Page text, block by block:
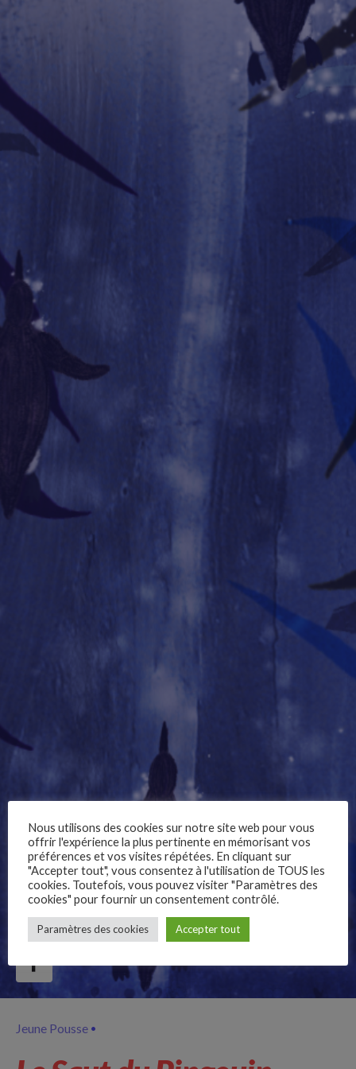
Follow Us
Jeune Pousse
Nous utilisons des cookies sur notre site web pour vous
offrir l'expérience la plus pertinente en mémorisant vos
préférences et vos visites répétées. En cliquant sur
"Accepter tout", vous consentez à l'utilisation de TOUS les
cookies. Toutefois, vous pouvez visiter "Paramètres des
cookies" pour fournir un consentement contrôlé.
Paramètres des cookies Accepter tout